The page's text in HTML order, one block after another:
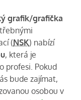
grafik/grafička
(NSK) nabízí
, která je
profesi. Pokud
bude zajímat,
osobou v